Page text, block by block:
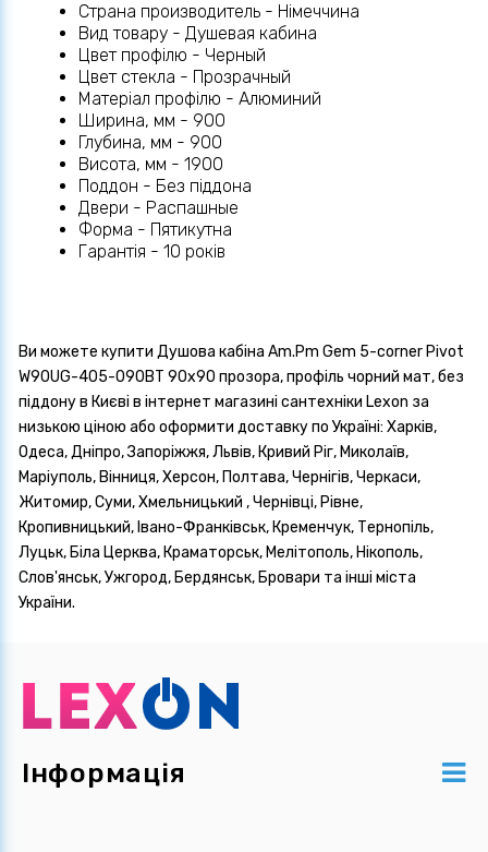
Страна производитель - Німеччина
Вид товару - Душевая кабина
Цвет профілю - Черный
Цвет стекла - Прозрачный
Матеріал профілю - Алюминий
Ширина, мм - 900
Глубина, мм - 900
Висота, мм - 1900
Поддон - Без піддона
Двери - Распашные
Форма - Пятикутна
Гарантія - 10 років
Ви можете купити Душова кабіна Am.Pm Gem 5-corner Pivot
W90UG-405-090BT 90x90 прозора, профіль чорний мат, без
піддону в Києві в інтернет магазині сантехніки Lexon за
низькою ціною або оформити доставку по Україні: Харків,
Одеса, Дніпро, Запоріжжя, Львів, Кривий Ріг, Миколаїв,
Маріуполь, Вінниця, Херсон, Полтава, Чернігів, Черкаси,
Житомир, Суми, Хмельницький , Чернівці, Рівне,
Кропивницький, Івано-Франківськ, Кременчук, Тернопіль,
Луцьк, Біла Церква, Краматорськ, Мелітополь, Нікополь,
Слов'янськ, Ужгород, Бердянськ, Бровари та інші міста
України.
Інформація